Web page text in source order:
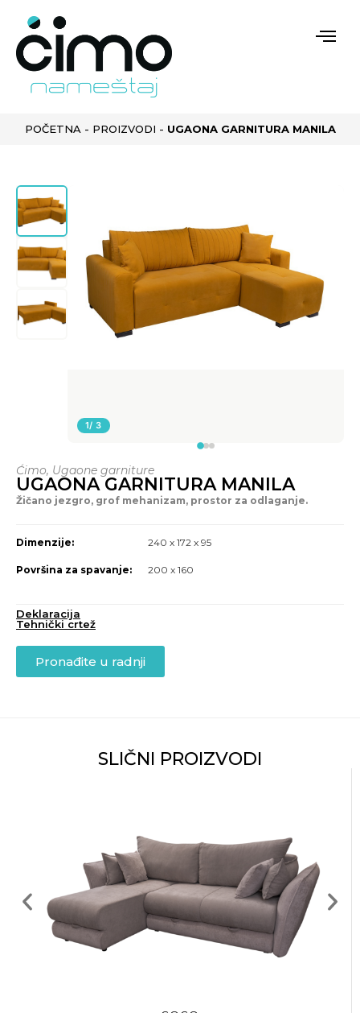
POČETNA- PROIZVODI - UGAONA GARNITURA MANILA
1/ 3
Ćimo, Ugaone garniture
UGAONA GARNITURA MANILA
Žičano jezgro, grof mehanizam, prostor za odlaganje.
Dimenzije: 240 x 172 x 95
Površina za spavanje: 200 x 160
Deklaracija
Tehnički crtež
Pronađite u radnji
SLIČNI PROIZVODI